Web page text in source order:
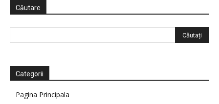
Căutare
Categorii
Pagina Principala